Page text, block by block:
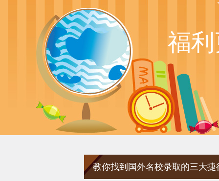
福利
教你找到国外名校录取的三大捷